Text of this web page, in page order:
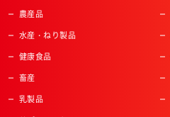
農産品
水産・ねり製品
健康食品
畜産
乳製品